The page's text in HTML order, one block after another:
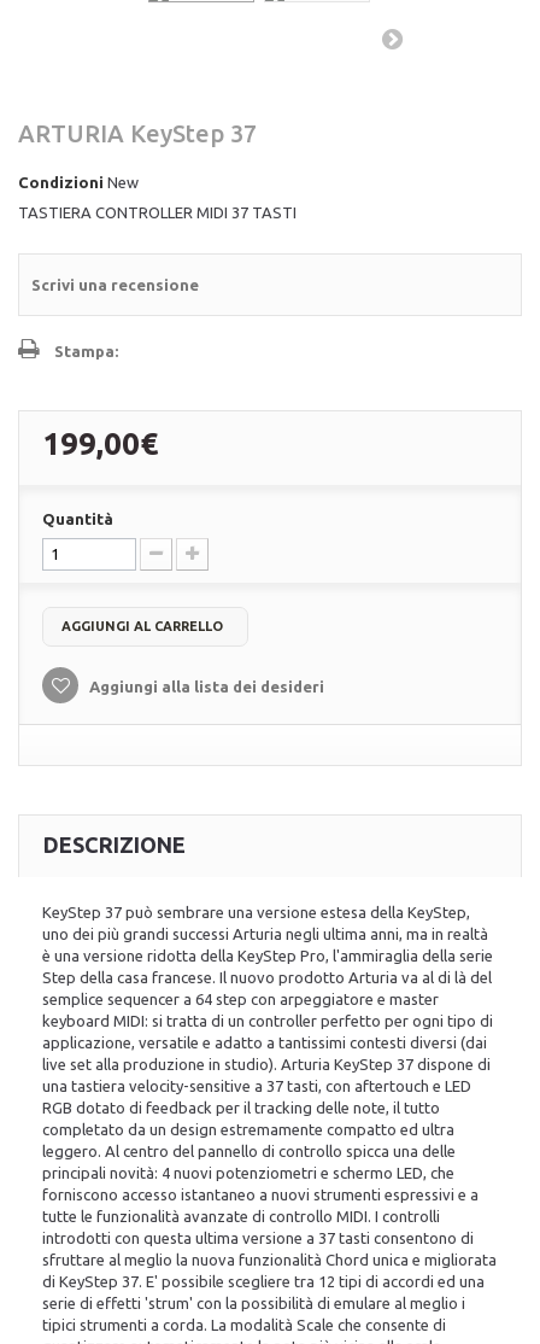
ARTURIA KeyStep 37
Condizioni New
TASTIERA CONTROLLER MIDI 37 TASTI
Scrivi una recensione
Stampa:
199,00€
Quantità
AGGIUNGI AL CARRELLO
Aggiungi alla lista dei desideri
DESCRIZIONE
KeyStep 37 può sembrare una versione estesa della KeyStep,
uno dei più grandi successi Arturia negli ultima anni, ma in realtà
è una versione ridotta della KeyStep Pro, l'ammiraglia della serie
Step della casa francese. Il nuovo prodotto Arturia va al di là del
semplice sequencer a 64 step con arpeggiatore e master
keyboard MIDI: si tratta di un controller perfetto per ogni tipo di
applicazione, versatile e adatto a tantissimi contesti diversi (dai
live set alla produzione in studio). Arturia KeyStep 37 dispone di
una tastiera velocity-sensitive a 37 tasti, con aftertouch e LED
RGB dotato di feedback per il tracking delle note, il tutto
completato da un design estremamente compatto ed ultra
leggero. Al centro del pannello di controllo spicca una delle
principali novità: 4 nuovi potenziometri e schermo LED, che
forniscono accesso istantaneo a nuovi strumenti espressivi e a
tutte le funzionalità avanzate di controllo MIDI. I controlli
introdotti con questa ultima versione a 37 tasti consentono di
sfruttare al meglio la nuova funzionalità Chord unica e migliorata
di KeyStep 37. E' possibile scegliere tra 12 tipi di accordi ed una
serie di effetti 'strum' con la possibilità di emulare al meglio i
tipici strumenti a corda. La modalità Scale che consente di